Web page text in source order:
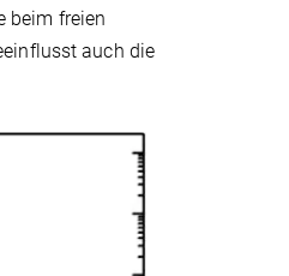
beim freien
auch die